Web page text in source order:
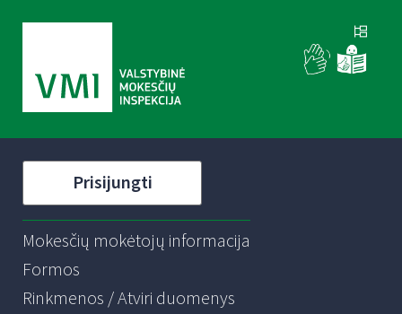
Prisijungti
Mokesčių mokėtojų informacija
Formos
Rinkmenos / Atviri duomenys